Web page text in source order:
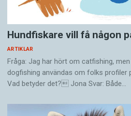
Hundfiskare vill få någon
ARTIKLAR
Fråga: Jag har hört om catfishing,
dogfishing användas om folks profiler
Vad betyder det? Jona Svar: Både…